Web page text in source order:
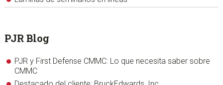
PJR Blog
PJR y First Defense CMMC: Lo que necesita saber sobre
CMMC